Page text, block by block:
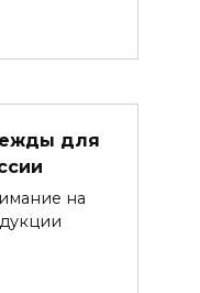
для
на